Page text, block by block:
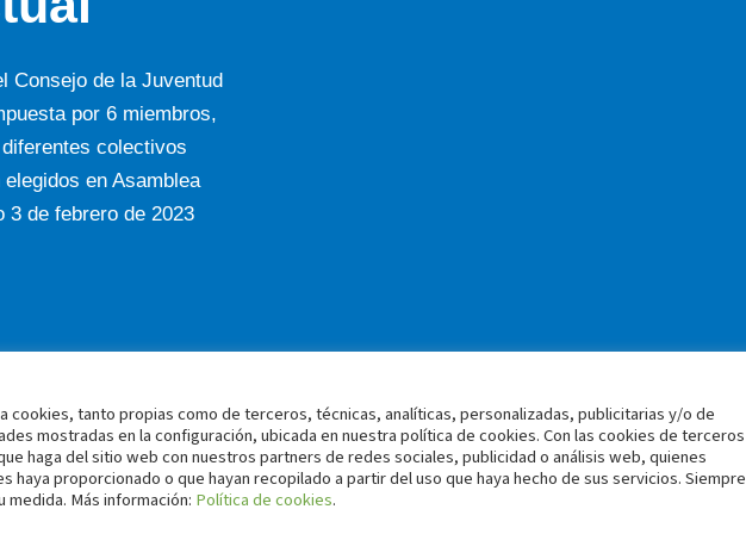
Consejo de la Juventud
por 6miembros,
colectivos
en Asamblea
3 de febrero de 2023
cookies, tanto propias como de terceros, técnicas, analíticas, personalizadas, publicitarias y/o de
mostradas en la configuración, ubicada en nuestra política de cookies. Con las cookies de terceros
haga del sitio web con nuestros partners de redes sociales, publicidad o análisis web, quienes
haya proporcionado o que hayan recopilado a partir del uso que haya hecho de sus servicios. Siempre
Más información: Política de cookies.